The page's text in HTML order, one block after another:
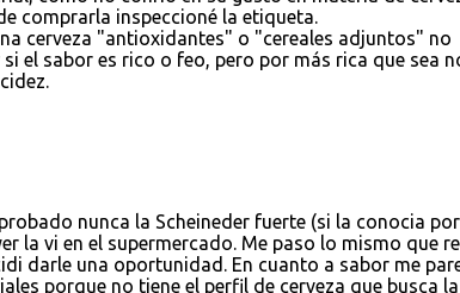
comprarla inspeccioné la etiqueta.
cerveza "antioxidantes" o "cereales adjuntos" no
el sabor es rico o feo, pero por más rica que sea
nunca la Scheineder fuerte (si la conocia por
la vi en el supermercado. Me paso lo mismo que
darle una oportunidad. En cuanto a sabor me
porque no tiene el perfil de cerveza que busca la